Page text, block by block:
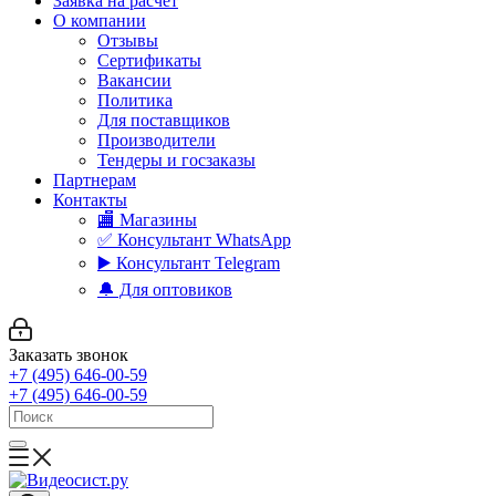
О компании
Отзывы
Сертификаты
Вакансии
Политика
Для поставщиков
Производители
Тендеры и госзаказы
Партнерам
Контакты
🏬 Магазины
✅️ Консультант WhatsApp
▶️ Консультант Telegram
🔔 Для оптовиков
Заказать звонок
+7 (495) 646-00-59
+7 (495) 646-00-59